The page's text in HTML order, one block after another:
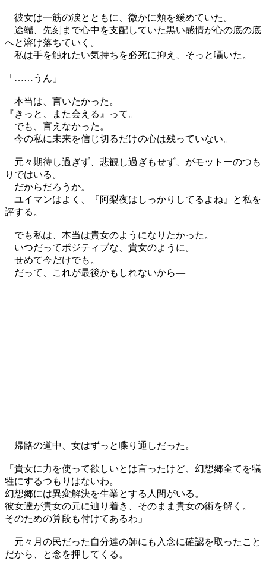
彼女は一筋の涙とともに、微かに頬を緩めていた。
途端、先刻まで心中を支配していた黒い感情が心の底の底
へと溶け落ちていく。
私は手を触れたい気持ちを必死に抑え、そっと囁いた。
「……うん」
本当は、言いたかった。
『きっと、また会える』って。
でも、言えなかった。
今の私に未来を信じ切るだけの心は残っていない。
元々期待し過ぎず、悲観し過ぎもせず、がモットーのつも
りではいる。
だからだろうか。
ユイマンはよく、『阿梨夜はしっかりしてるよね』と私を
評する。
でも私は、本当は貴女のようになりたかった。
いつだってポジティブな、貴女のように。
せめて今だけでも。
だって、これが最後かもしれないから―
帰路の道中、女はずっと喋り通しだった。
「貴女に力を使って欲しいとは言ったけど、幻想郷全てを犠
牲にするつもりはないわ。
幻想郷には異変解決を生業とする人間がいる。
彼女達が貴女の元に辿り着き、そのまま貴女の術を解く。
そのための算段も付けてあるわ」
元々月の民だった自分達の師にも入念に確認を取ったこと
だから、と念を押してくる。